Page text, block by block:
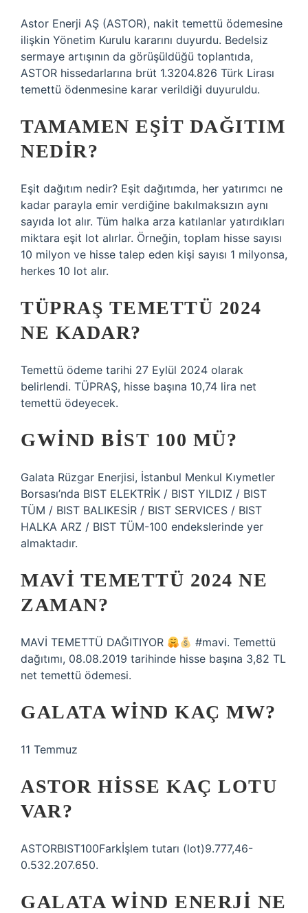
Astor Enerji AŞ (ASTOR), nakit temettü ödemesine
ilişkin Yönetim Kurulu kararını duyurdu. Bedelsiz
sermaye artışının da görüşüldüğü toplantıda,
ASTOR hissedarlarına brüt 1.3204.826 Türk Lirası
temettü ödenmesine karar verildiği duyuruldu.
TAMAMEN EŞIT DAĞITIM
NEDIR?
Eşit dağıtım nedir? Eşit dağıtımda, her yatırımcı ne
kadar parayla emir verdiğine bakılmaksızın aynı
sayıda lot alır. Tüm halka arza katılanlar yatırdıkları
miktara eşit lot alırlar. Örneğin, toplam hisse sayısı
10 milyon ve hisse talep eden kişi sayısı 1 milyonsa,
herkes 10 lot alır.
TÜPRAŞ TEMETTÜ 2024
NE KADAR?
Temettü ödeme tarihi 27 Eylül 2024 olarak
belirlendi. TÜPRAŞ, hisse başına 10,74 lira net
temettü ödeyecek.
GWIND BIST 100 MÜ?
Galata Rüzgar Enerjisi, İstanbul Menkul Kıymetler
Borsası’nda BIST ELEKTRİK / BIST YILDIZ / BIST
TÜM / BIST BALIKESİR / BIST SERVICES / BIST
HALKA ARZ / BIST TÜM-100 endekslerinde yer
almaktadır.
MAVI TEMETTÜ 2024 NE
ZAMAN?
MAVİ TEMETTÜ DAĞITIYOR
#mavi. Temettü
dağıtımı, 08.08.2019 tarihinde hisse başına 3,82 TL
net temettü ödemesi.
GALATA WIND KAÇ MW?
11 Temmuz
ASTOR HISSE KAÇ LOTU
VAR?
ASTORBIST100Farkİşlem tutarı (lot)9.777,46-
0.532.207.650.
GALATA WIND ENERJI NE